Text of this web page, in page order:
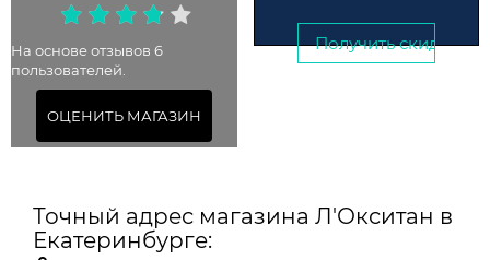
На основе отзывов 6
пользователей.
ОЦЕНИТЬ МАГАЗИН
Получить скидку →
Точный адрес магазина Л'Окситан в
Екатеринбурге: